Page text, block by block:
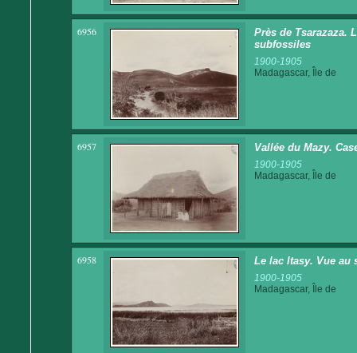
6956
Près de Tsarazaza.
subfossiles
1900-1905
Madagascar, Île de
6957 Vallée du Mazy.
1900-1905
Madagascar, Île de
6958 Le lac Itasy. Vue au
1900-1905
Madagascar, Île de